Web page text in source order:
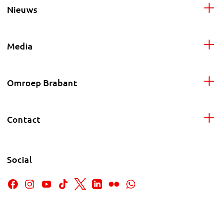
Nieuws
Media
Omroep Brabant
Contact
Social